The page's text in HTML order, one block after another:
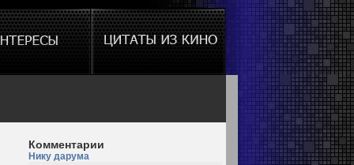
Комментарии
Нику дарума